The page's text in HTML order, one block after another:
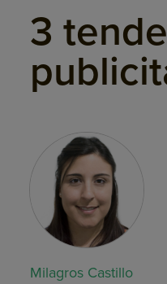
3
Milagros Castillo